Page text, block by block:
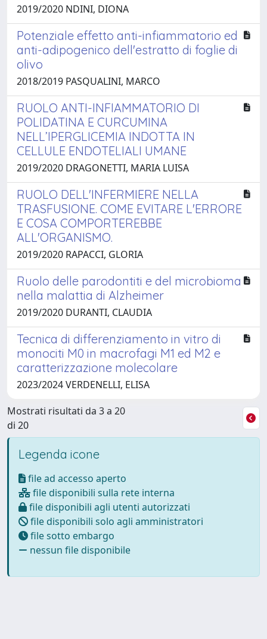
2019/2020 NDINI, DIONA
Potenziale effetto anti-infiammatorio ed
anti-adipogenico dell'estratto di foglie di
olivo
2018/2019 PASQUALINI, MARCO
RUOLO ANTI-INFIAMMATORIO DI
POLIDATINA E CURCUMINA
NELL’IPERGLICEMIA INDOTTA IN
CELLULE ENDOTELIALI UMANE
2019/2020 DRAGONETTI, MARIA LUISA
RUOLO DELL'INFERMIERE NELLA
TRASFUSIONE. COME EVITARE L'ERRORE
E COSA COMPORTEREBBE
ALL'ORGANISMO.
2019/2020 RAPACCI, GLORIA
Ruolo delle parodontiti e del microbioma
nella malattia di Alzheimer
2019/2020 DURANTI, CLAUDIA
Tecnica di differenziamento in vitro di
monociti M0 in macrofagi M1 ed M2 e
caratterizzazione molecolare
2023/2024 VERDENELLI, ELISA
Mostrati risultati da 3 a 20
di 20
Legenda icone
file ad accesso aperto
file disponibili sulla rete interna
file disponibili agli utenti autorizzati
file disponibili solo agli amministratori
file sotto embargo
nessun file disponibile